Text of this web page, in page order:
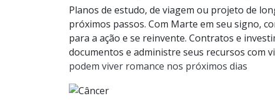
Planos de estudo, de viagem ou projeto de
próximos passos. Com Marte em seu signo,
para a ação e se reinvente. Contratos e
documentos e administre seus recursos com
podem viver romance nos próximos dias